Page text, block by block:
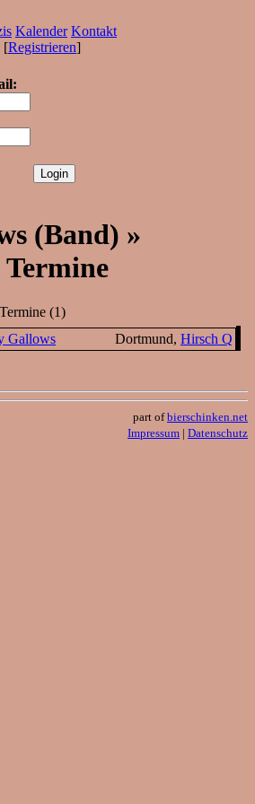
Kalender Kontakt
[Registrieren]
(Band) »
Termine
(1)
Gallows Dortmund, Hirsch Q
part ofbierschinken.net
Impressum | Datenschutz